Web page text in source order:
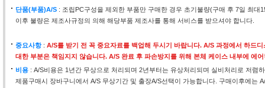
단품(부품)A/S : 조립PC구성을 제외한 부품만 구매한 경우 초기불량(구매 후 7일 최대
이후 불량은 제조사규정의 의해 해당부품 제조사를 통해 서비스를 받으셔야 합니다.
중요사항: A/S를 받기 전 꼭 중요자료를 백업해 두시기 바랍니다. A/S 과정에서 하드
대한 부분은 책임지지 않습니다. A/S 완료 후 파손방지를 위해 본체 케이스 내부에 에
비용 : A/S비용은 1년간 무상으로 처리되며 2년부터는 유상처리되며 실비처리로 저렴
제품구매시 장바구니에서 A/S 무상기간 및 출장A/S선택이 가능합니다. 구매이후에는